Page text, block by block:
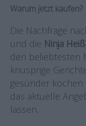
Warum jetzt kaufen?
Die Nachfrage
und die Ninja
den beliebtesten
knusprige
gesünder
das aktuelle
lassen.